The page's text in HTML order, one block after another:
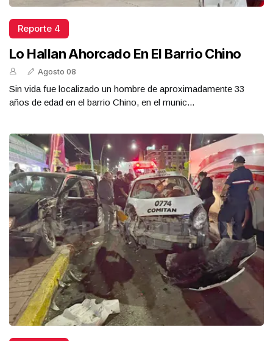
Reporte 4
Lo Hallan Ahorcado En El Barrio Chino
Agosto 08
Sin vida fue localizado un hombre de aproximadamente 33
años de edad en el barrio Chino, en el munic...